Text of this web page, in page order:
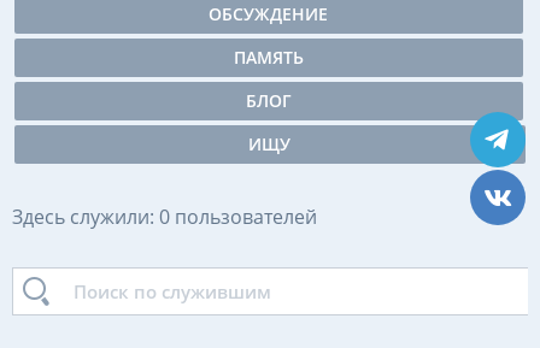
ОБСУЖДЕНИЕ
ПАМЯТЬ
БЛОГ
ИЩУ
Здесь служили: 0 пользователей